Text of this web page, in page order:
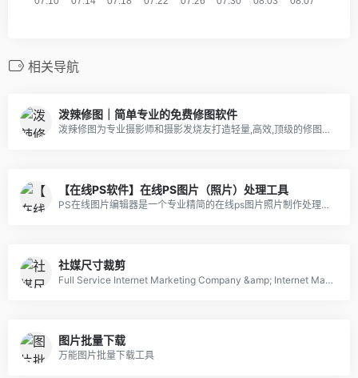
相关导航
泼辣修图｜简单专业的免费修图软件
泼辣修图为专业摄影师和摄影发烧友打造轻量,高效,顶级的修图软件,媲美PhotoShop和Lightroom,操作简便,目前在全球拥有专业用户一千万.
【在线PS软件】在线PS图片（照片）处理工具
PS在线图片编辑器是一个专业精简的在线ps图片照片制作处理软件工具，绿色免安装，免下载，直接在浏览器打开就可用它修正，调整和美化图像。
社媒尺寸裁剪
Full Service Internet Marketing Company &amp; Internet Marketing Tools
图片批量下载
万能图片批量下载工具